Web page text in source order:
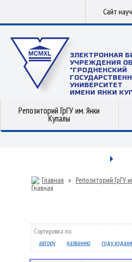
Сайт
ЭЛЕКТРОННАЯ
УЧРЕЖДЕНИЯ
"ГРОДНЕНСКИЙ
УНИВЕРСИТЕТ
ИМЕНИ ЯНКИ
Репозиторий ГрГУ им. Янки
Купалы
Главная » Репозиторий ГрГУ
Сортировка по:
автору
названию году